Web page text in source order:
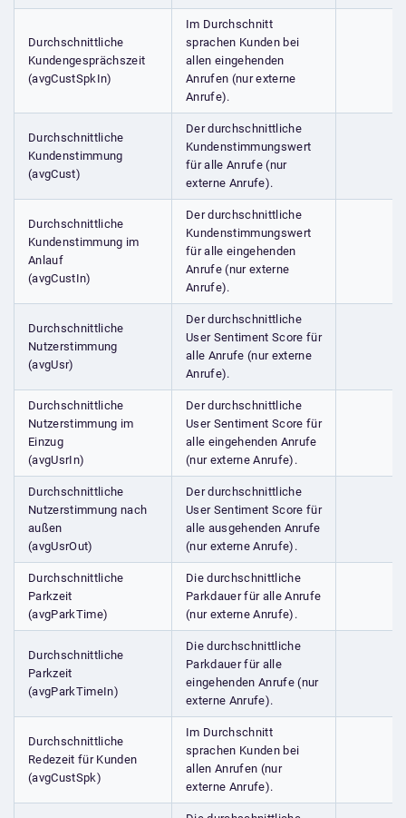
Durchschnittliche
Kundengesprächszeit
(avgCustSpkIn)
Im Durchschnitt
sprachen Kunden bei
allen eingehenden
Anrufen (nur externe
Anrufe).
Durchschnittliche
Kundenstimmung
(avgCust)
Der durchschnittliche
Kundenstimmungswert
für alle Anrufe (nur
externe Anrufe).
Durchschnittliche
Kundenstimmung im
Anlauf
(avgCustIn)
Der durchschnittliche
Kundenstimmungswert
für alle eingehenden
Anrufe (nur externe
Anrufe).
Durchschnittliche
Nutzerstimmung
(avgUsr)
Der durchschnittliche
User Sentiment Score für
alle Anrufe (nur externe
Anrufe).
Durchschnittliche
Nutzerstimmung im
Einzug
(avgUsrIn)
Der durchschnittliche
User Sentiment Score für
alle eingehenden Anrufe
(nur externe Anrufe).
Durchschnittliche
Nutzerstimmung nach
außen
(avgUsrOut)
Der durchschnittliche
User Sentiment Score für
alle ausgehenden Anrufe
(nur externe Anrufe).
Durchschnittliche
Parkzeit
(avgParkTime)
Die durchschnittliche
Parkdauer für alle Anrufe
(nur externe Anrufe).
Durchschnittliche
Parkzeit
(avgParkTimeIn)
Die durchschnittliche
Parkdauer für alle
eingehenden Anrufe (nur
externe Anrufe).
Durchschnittliche
Redezeit für Kunden
(avgCustSpk)
Im Durchschnitt
sprachen Kunden bei
allen Anrufen (nur
externe Anrufe).